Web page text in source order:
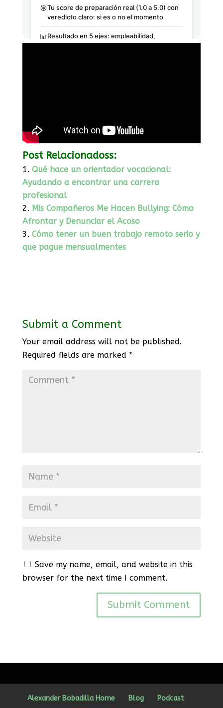
Post Relacionadoss:
Qué hace un orientador vocacional:
Ayudando a encontrar una carrera
profesional
Mis Compañeros Me Hacen Bullying: Cómo
Afrontar y Denunciar el Acoso
Cómo tener un buen trabajo remoto serio y
que pague mensualmentes
Submit a Comment
Your email address will not be published.
Required fields are marked *
Save my name, email, and website in this
browser for the next time I comment.
Alexander Bobadilla Home Blog Podcast